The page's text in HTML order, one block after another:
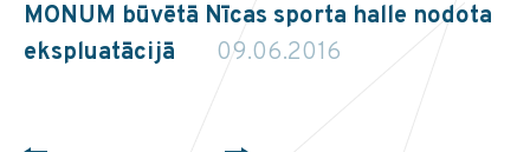
MONUM būvētā Nīcas sporta halle nodota
ekspluatācijā
09.06.2016